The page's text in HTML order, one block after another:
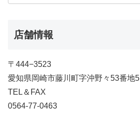
店舗情報
〒444−3523
愛知県岡崎市藤川町字沖野々53番地5
TEL＆FAX
0564-77-0463